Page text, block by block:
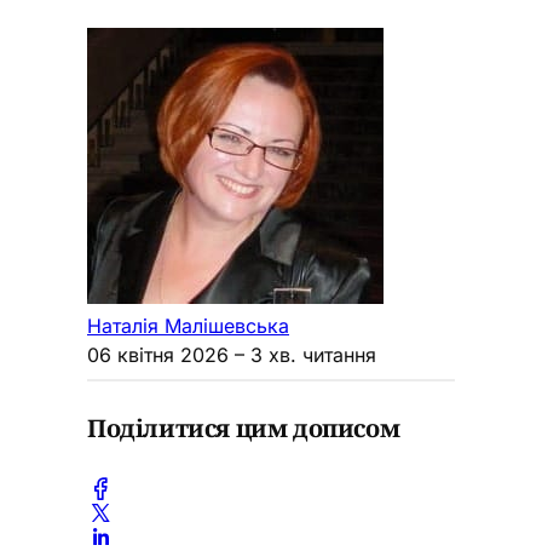
Наталія Малішевська
06 квітня 2026 – 3 хв. читання
Поділитися цим дописом